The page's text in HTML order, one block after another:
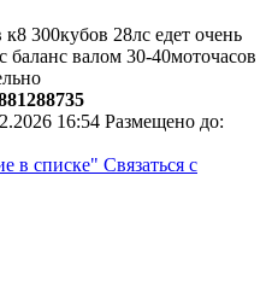
300кубов 28лс едет очень
баланс валом 30-40моточасов
16:54 Размещено до:
в списке" Связаться с